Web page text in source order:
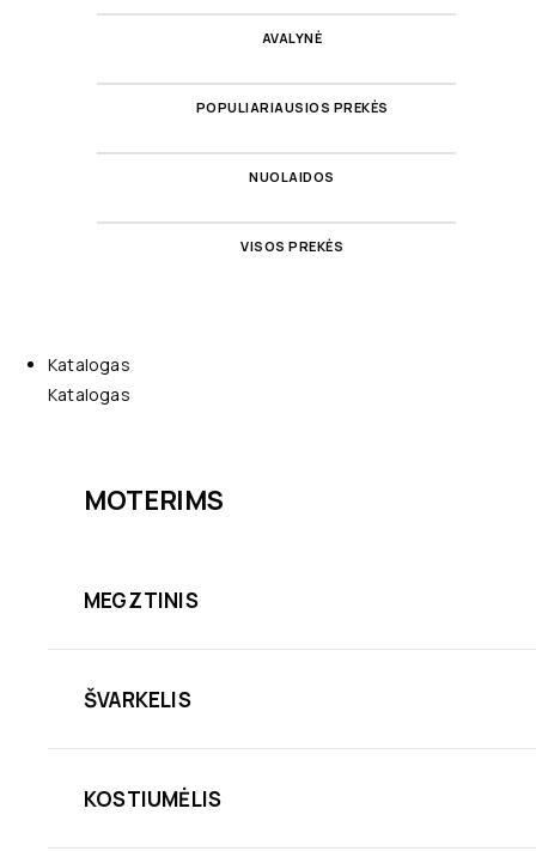
AVALYNĖ
POPULIARIAUSIOS PREKĖS
NUOLAIDOS
VISOS PREKĖS
Katalogas
Katalogas
MOTERIMS
MEGZTINIS
ŠVARKELIS
KOSTIUMĖLIS